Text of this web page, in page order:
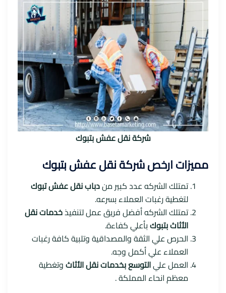
شركة نقل عفش بتبوك
مميزات ارخص شركة نقل عفش بتبوك
تمتلك الشركه عدد كبير مندباب نقل عفش تبوك
لتغطية رغبات العملاء بسرعه.
تمتلك الشركه أفضل فريق عمل لتنفيذخدمات نقل
الأثاث بتبوكبأعلي كفاءة.
الحرص علي الثقة والمصداقية وتلبية كافة رغبات
العملاء علي أكمل وجه.
العمل عليالتوسع بخدمات نقل الأثاثوتغطية
معظم انحاء المملكة .